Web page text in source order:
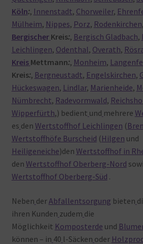
Köln:, Innenstadt, Chorweiler,
Mülheim, Nippes, Porz, Rodenkirchen,
Bergischer Kreis:, Bergisch Gladbach,
Leichlingen, Odenthal, Overath,
Kreis Mettmann:, Monheim,
Kreis:, Bergneustadt, Engelskirchen,
Hückeswagen, Lindlar, Marienheide,
Nümbrecht, Radevormwald,
Wipperfürth,) bedient und mehrere
es den Wertstoffhof Leichlingen (
Wertstoffhöfe Burscheid ( Hilgen und
Heiligeneiche)den Wertstoffhof in
den Wertstoffhof Oberberg-Nord
Wertstoffhof Oberberg-Süd .
Neben derAbfallentsorgung bieten
ihren Kunden zudem die
Möglichkeit Komposterde und
können – in 40 l-Säcken oder